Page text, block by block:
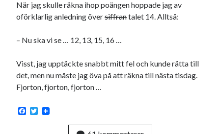
När jag skulle räkna ihop poängen hoppade jag av
oförklarlig anledning översiffrantalet 14. Alltså:
– Nu ska vi se … 12, 13, 15, 16 …
Visst, jag upptäckte snabbt mitt fel och kunde rätta till
det, men nu måste jag öva på atträknatill nästa tisdag.
Fjorton, fjorton, fjorton …
F
T